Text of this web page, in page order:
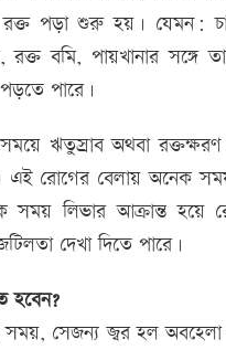
রক্ত পড়া শুরু হয়। যেমন:
রক্ত বমি, পায়খানার সঙ্গে
পারে।
ঋতুস্রাব অথবা
এই রোগের বেলায় অনেক
সময় লিভার আক্রান্ত হয়ে
দেখা দিতে পারে।
হবেন?
সেজন্য জ্বর হল অবহেলা